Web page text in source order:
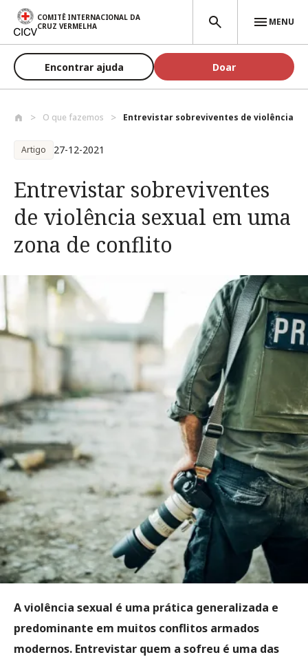
Passar para o conteúdo principal
COMITÊ INTERNACIONAL DA
CRUZ VERMELHA
MENU
Encontrar ajuda Doar
O que fazemos Entrevistar sobreviventes de violência s...
Artigo 27-12-2021
Entrevistar sobreviventes
de violência sexual em uma
zona de conflito
A violência sexual é uma prática generalizada e
predominante em muitos conflitos armados
modernos. Entrevistar quem a sofreu é uma das